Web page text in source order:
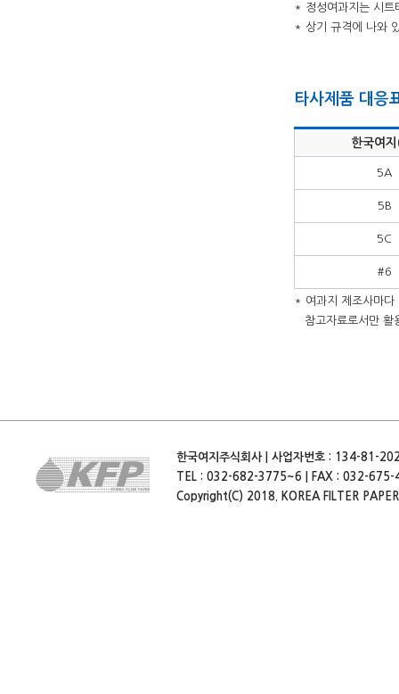
* 정성여과지는 시트
* 상기 규격에 나와
타사제품 대응
한국여
5A
5B
5C
#6
* 여과지 제조사마다
참고자료로서만 활
한국여지주식회사 | 사업자번호 : 134-81-
TEL : 032-682-3775~6 | FAX : 032-
Copyright(C) 2018. KOREA FILTER